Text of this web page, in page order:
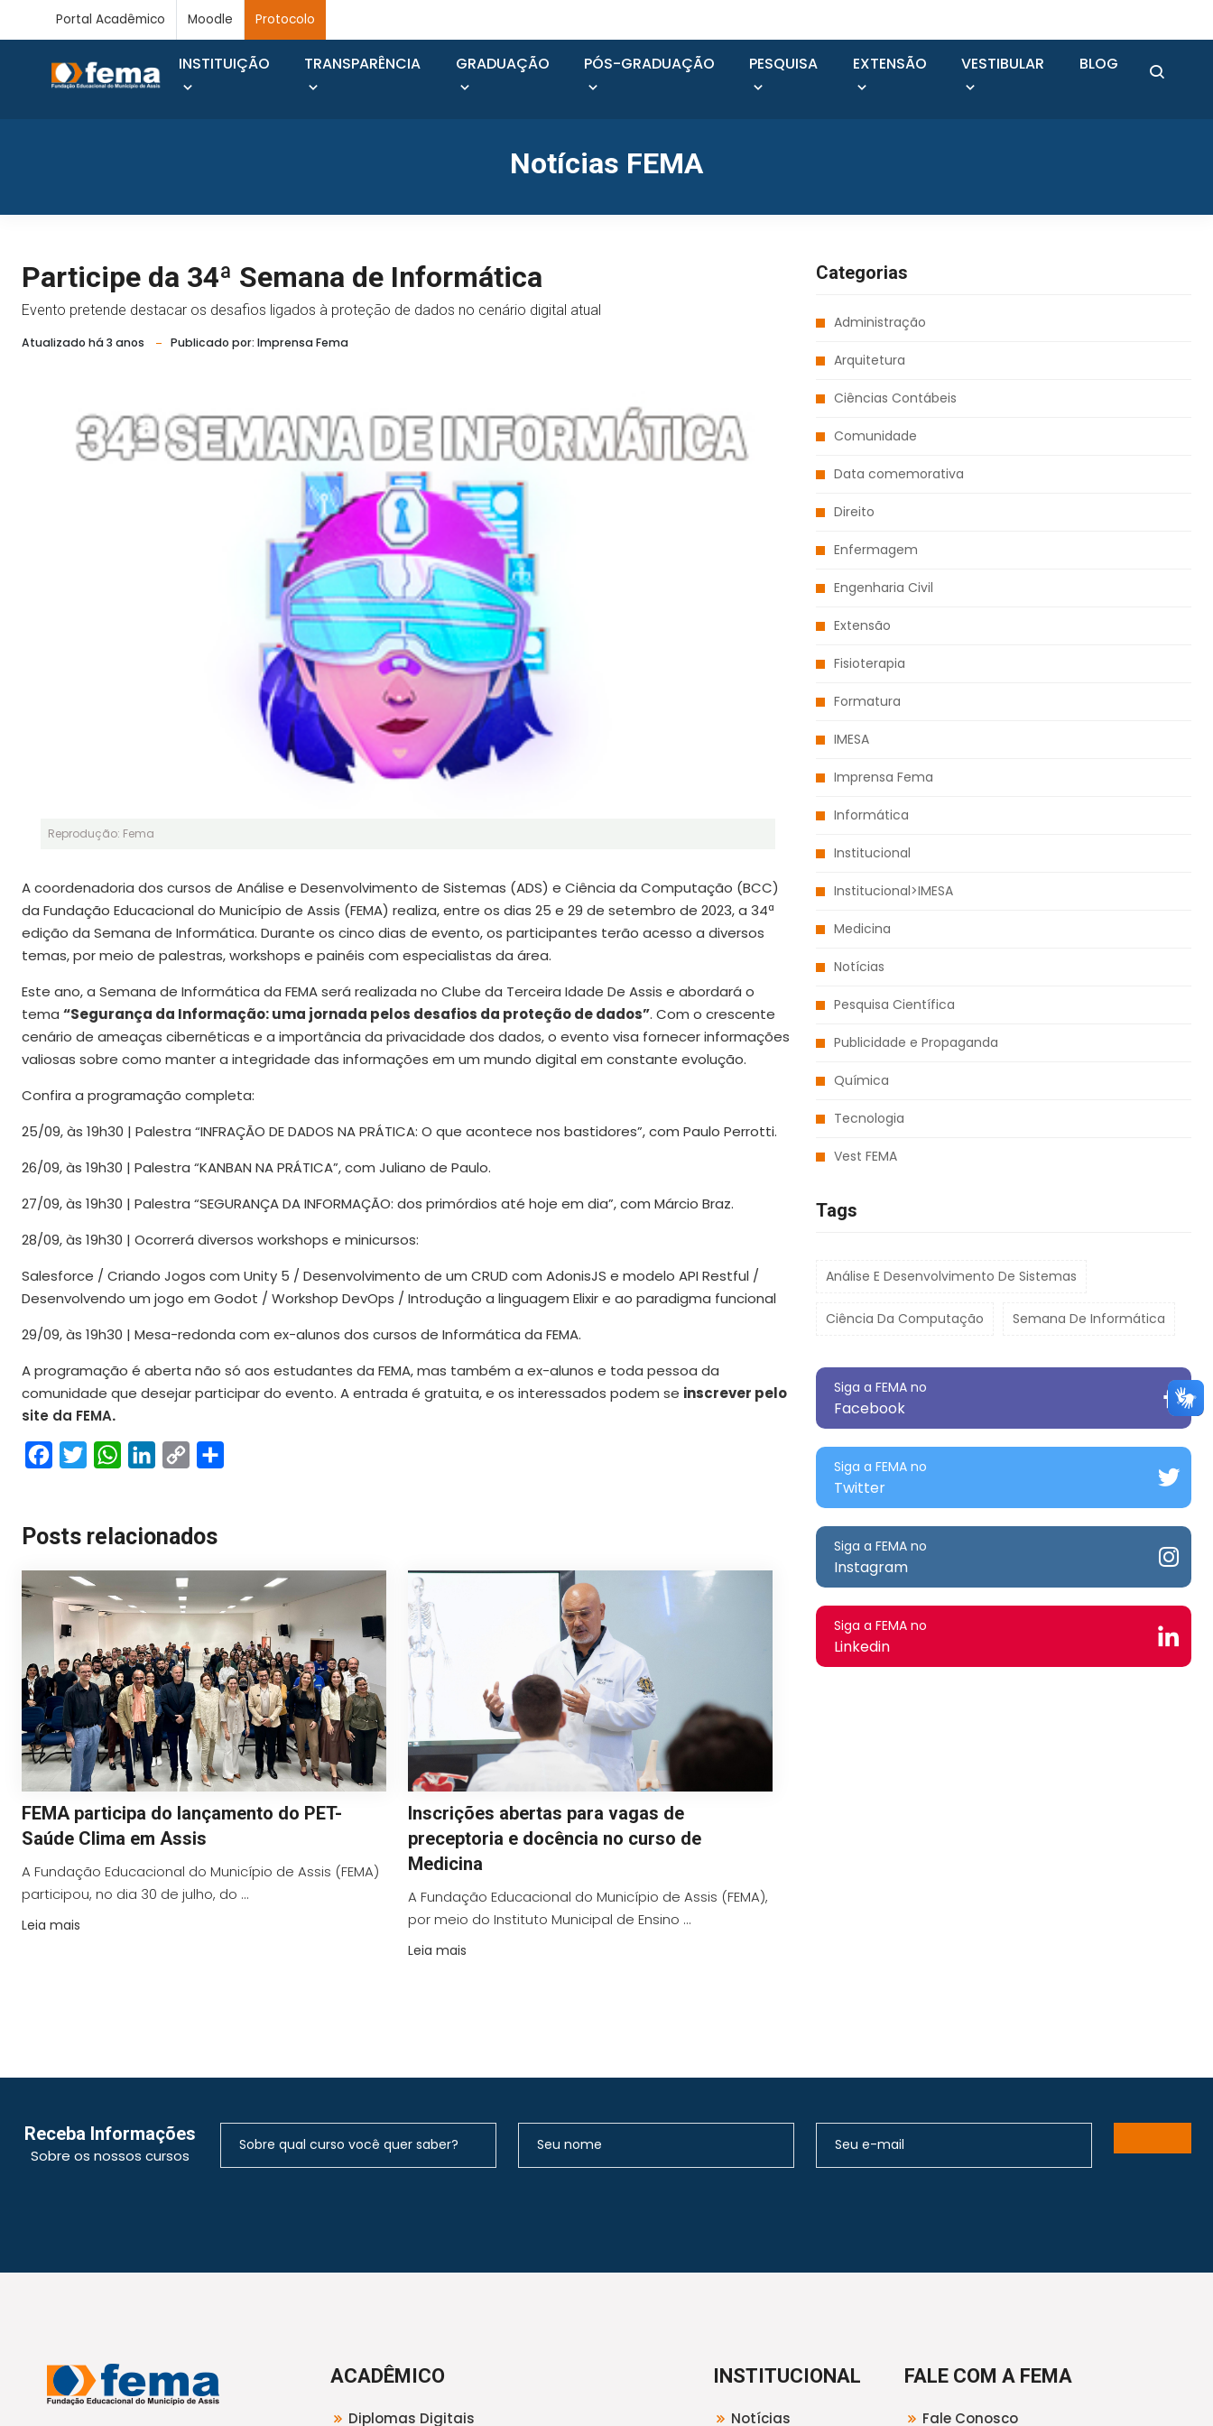
Portal Acadêmico Moodle Protocolo
INSTITUIÇÃO TRANSPARÊNCIA GRADUAÇÃO PÓS-GRADUAÇÃO PESQUISA EXTENSÃO VESTIBULAR BLOG
Notícias FEMA
Participe da 34ª Semana de Informática
Evento pretende destacar os desafios ligados à proteção de dados no cenário digital atual
Atualizado há 3 anos Publicado por: Imprensa Fema
Reprodução: Fema
A coordenadoria dos cursos de Análise e Desenvolvimento de Sistemas (ADS) e Ciência da Computação (BCC)
da Fundação Educacional do Município de Assis (FEMA) realiza, entre os dias 25 e 29 de setembro de 2023, a 34ª
edição da Semana de Informática. Durante os cinco dias de evento, os participantes terão acesso a diversos
temas, por meio de palestras, workshops e painéis com especialistas da área.
Este ano, a Semana de Informática da FEMA será realizada no Clube da Terceira Idade De Assis e abordará o
tema “Segurança da Informação: uma jornada pelos desafios da proteção de dados”. Com o crescente
cenário de ameaças cibernéticas e a importância da privacidade dos dados, o evento visa fornecer informações
valiosas sobre como manter a integridade das informações em um mundo digital em constante evolução.
Confira a programação completa:
25/09, às 19h30 | Palestra “INFRAÇÃO DE DADOS NA PRÁTICA: O que acontece nos bastidores”, com Paulo Perrotti.
26/09, às 19h30 | Palestra “KANBAN NA PRÁTICA”, com Juliano de Paulo.
27/09, às 19h30 | Palestra “SEGURANÇA DA INFORMAÇÃO: dos primórdios até hoje em dia”, com Márcio Braz.
28/09, às 19h30 | Ocorrerá diversos workshops e minicursos:
Salesforce / Criando Jogos com Unity 5 / Desenvolvimento de um CRUD com AdonisJS e modelo API Restful /
Desenvolvendo um jogo em Godot / Workshop DevOps / Introdução a linguagem Elixir e ao paradigma funcional
29/09, às 19h30 | Mesa-redonda com ex-alunos dos cursos de Informática da FEMA.
A programação é aberta não só aos estudantes da FEMA, mas também a ex-alunos e toda pessoa da
comunidade que desejar participar do evento. A entrada é gratuita, e os interessados podem se inscrever pelo
site da FEMA.
FacebookTwitterWhatsAppLinkedIn
Copy
Posts relacionados
FEMA participa do lançamento do PET-
Saúde Clima em Assis
A Fundação Educacional do Município de Assis (FEMA)
participou, no dia 30 de julho, do ...
Leia mais
Inscrições abertas para vagas de
preceptoria e docência no curso de
Medicina
A Fundação Educacional do Município de Assis (FEMA),
por meio do Instituto Municipal de Ensino ...
Leia mais
Categorias
Administração
Arquitetura
Ciências Contábeis
Comunidade
Data comemorativa
Direito
Enfermagem
Engenharia Civil
Extensão
Fisioterapia
Formatura
IMESA
Imprensa Fema
Informática
Institucional
Institucional>IMESA
Medicina
Notícias
Pesquisa Científica
Publicidade e Propaganda
Química
Tecnologia
Vest FEMA
Tags
Análise E Desenvolvimento De Sistemas
Ciência Da Computação Semana De Informática
Siga a FEMA no
Facebook
Siga a FEMA no
Twitter
Siga a FEMA no
Instagram
Siga a FEMA no
Linkedin
Receba Informações
Sobre os nossos cursos
ACADÊMICO
Diplomas Digitais
INSTITUCIONAL
Notícias
FALE COM A FEMA
Fale Conosco